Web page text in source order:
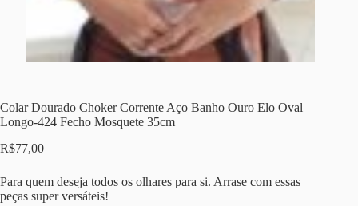
Colar Dourado Choker Corrente Aço Banho Ouro Elo Oval
Longo-424 Fecho Mosquete 35cm
R$77,00
Para quem deseja todos os olhares para si. Arrase com essas
peças super versáteis!